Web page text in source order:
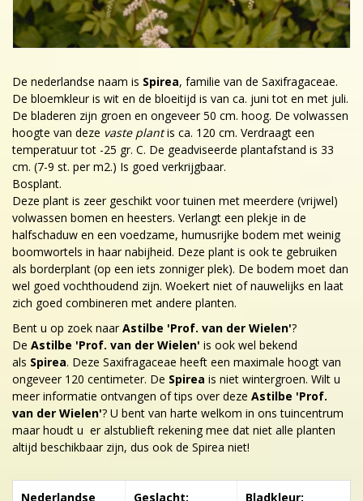
De nederlandse naam is Spirea, familie van de Saxifragaceae.
De bloemkleur is wit en de bloeitijd is van ca. juni tot en met juli.
De bladeren zijn groen en ongeveer 50 cm. hoog. De volwassen
hoogte van deze vaste plantis ca. 120 cm. Verdraagt een
temperatuur tot -25 gr. C. De geadviseerde plantafstand is 33
cm. (7-9 st. per m2.) Is goed verkrijgbaar.
Bosplant.
Deze plant is zeer geschikt voor tuinen met meerdere (vrijwel)
volwassen bomen en heesters. Verlangt een plekje in de
halfschaduw en een voedzame, humusrijke bodem met weinig
boomwortels in haar nabijheid. Deze plant is ook te gebruiken
als borderplant (op een iets zonniger plek). De bodem moet dan
wel goed vochthoudend zijn. Woekert niet of nauwelijks en laat
zich goed combineren met andere planten.
Bent u op zoek naarAstilbe 'Prof. van der Wielen'?
De Astilbe 'Prof. van der Wielen' is ook wel bekend
als Spirea. Deze Saxifragaceae heeft een maximale hoogt van
ongeveer 120 centimeter. De Spirea is niet wintergroen. Wilt u
meer informatie ontvangen of tips over deze Astilbe 'Prof.
van der Wielen'? U bent van harte welkom in ons tuincentrum
maar houdt u er alstublieft rekening mee dat niet alle planten
altijd beschikbaar zijn, dus ook de Spirea niet!
Nederlandse
Geslacht:
Bladkleur: